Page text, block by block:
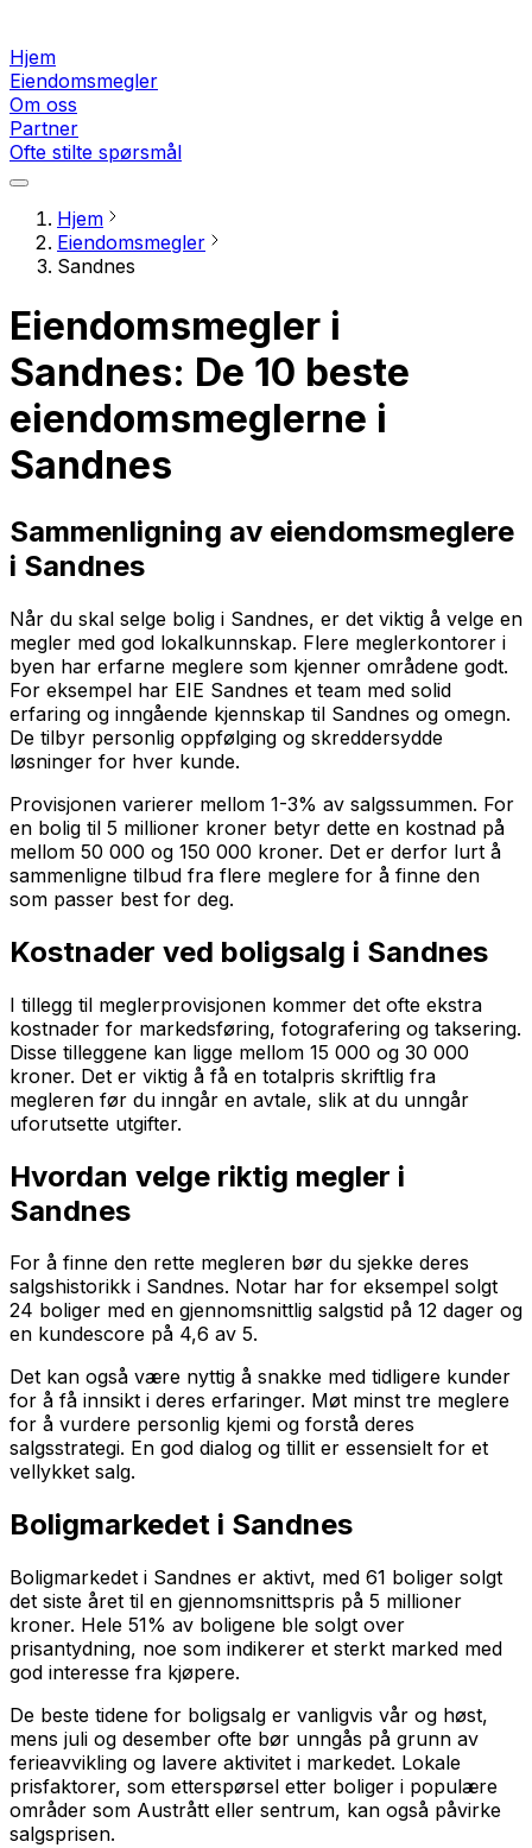
Hjem
Eiendomsmegler
Om oss
Partner
Ofte stilte spørsmål
Hjem
Eiendomsmegler
Sandnes
Eiendomsmegler i
Sandnes: De 10 beste
eiendomsmeglerne i
Sandnes
Sammenligning av eiendomsmeglere
i Sandnes
Når du skal selge bolig i Sandnes, er det viktig å velge en
megler med god lokalkunnskap. Flere meglerkontorer i
byen har erfarne meglere som kjenner områdene godt.
For eksempel har EIE Sandnes et team med solid
erfaring og inngående kjennskap til Sandnes og omegn.
De tilbyr personlig oppfølging og skreddersydde
løsninger for hver kunde.
Provisjonen varierer mellom 1-3% av salgssummen. For
en bolig til 5 millioner kroner betyr dette en kostnad på
mellom 50 000 og 150 000 kroner. Det er derfor lurt å
sammenligne tilbud fra flere meglere for å finne den
som passer best for deg.
Kostnader ved boligsalg i Sandnes
I tillegg til meglerprovisjonen kommer det ofte ekstra
kostnader for markedsføring, fotografering og taksering.
Disse tilleggene kan ligge mellom 15 000 og 30 000
kroner. Det er viktig å få en totalpris skriftlig fra
megleren før du inngår en avtale, slik at du unngår
uforutsette utgifter.
Hvordan velge riktig megler i
Sandnes
For å finne den rette megleren bør du sjekke deres
salgshistorikk i Sandnes. Notar har for eksempel solgt
24 boliger med en gjennomsnittlig salgstid på 12 dager og
en kundescore på 4,6 av 5.
Det kan også være nyttig å snakke med tidligere kunder
for å få innsikt i deres erfaringer. Møt minst tre meglere
for å vurdere personlig kjemi og forstå deres
salgsstrategi. En god dialog og tillit er essensielt for et
vellykket salg.
Boligmarkedet i Sandnes
Boligmarkedet i Sandnes er aktivt, med 61 boliger solgt
det siste året til en gjennomsnittspris på 5 millioner
kroner. Hele 51% av boligene ble solgt over
prisantydning, noe som indikerer et sterkt marked med
god interesse fra kjøpere.
De beste tidene for boligsalg er vanligvis vår og høst,
mens juli og desember ofte bør unngås på grunn av
ferieavvikling og lavere aktivitet i markedet. Lokale
prisfaktorer, som etterspørsel etter boliger i populære
områder som Austrått eller sentrum, kan også påvirke
salgsprisen.